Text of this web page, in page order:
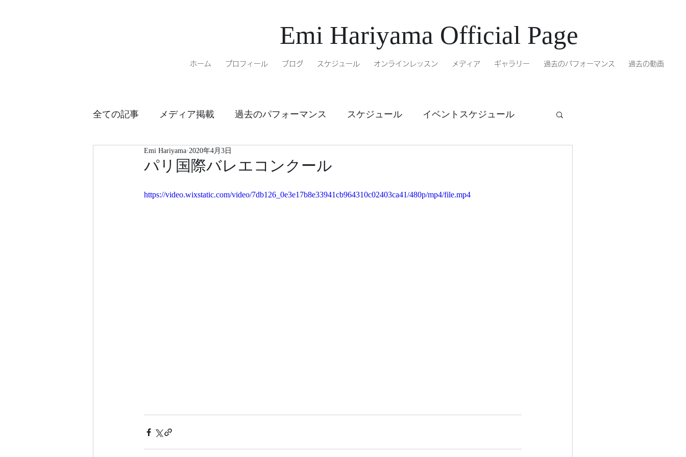
Emi Hariyama Official Page
ホーム プロフィール ブログ スケジュール オンラインレッスン メディア ギャラリー 過去のパフォーマンス 過去の動画
全ての記事 メディア掲載 過去のパフォーマンス スケジュール イベントスケジュール
パフォーマンススケジュール
パリ国際バレエコンクール
Emi Hariyama 2020年4月3日
https://video.wixstatic.com/video/7db126_0e3e17b8e33941cb964310c02403ca41/480p/mp4/file.mp4